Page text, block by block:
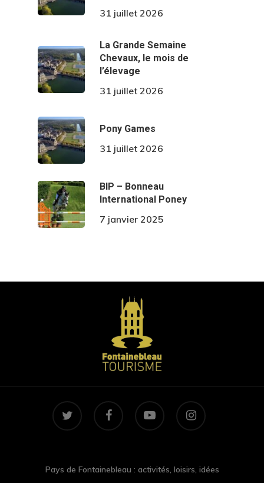
31 juillet 2026
La Grande Semaine
Chevaux, le mois de
l’élevage
31 juillet 2026
Pony Games
31 juillet 2026
BIP – Bonneau
International Poney
7 janvier 2025
twitter facebook youtube instagram
Pays de Fontainebleau : activités, loisirs, idées